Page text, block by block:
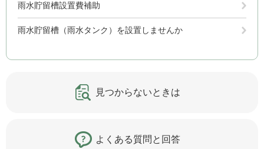
雨水貯留槽設置費補助
雨水貯留槽（雨水タンク）を設置しませんか
見つからないときは
よくある質問と回答